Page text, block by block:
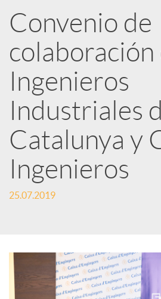
a
r
t
i
r
e
n
R
Convenio de
Ingenieros
Industriales
Catalunya y
Ingenieros
25.07.2019